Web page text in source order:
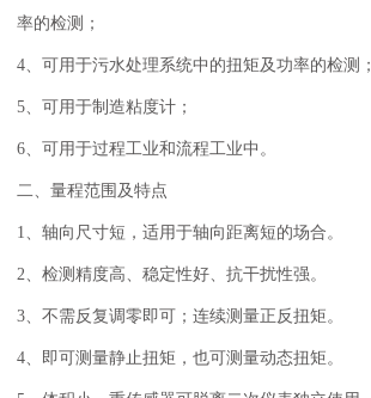
率的检测；
4、可用于污水处理系统中的扭矩及功率的检测；
5、可用于制造粘度计；
6、可用于过程工业和流程工业中。
二、量程范围及特点
1、轴向尺寸短，适用于轴向距离短的场合。
2、检测精度高、稳定性好、抗干扰性强。
3、不需反复调零即可；连续测量正反扭矩。
4、即可测量静止扭矩，也可测量动态扭矩。